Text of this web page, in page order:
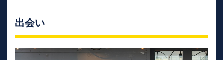
出会い